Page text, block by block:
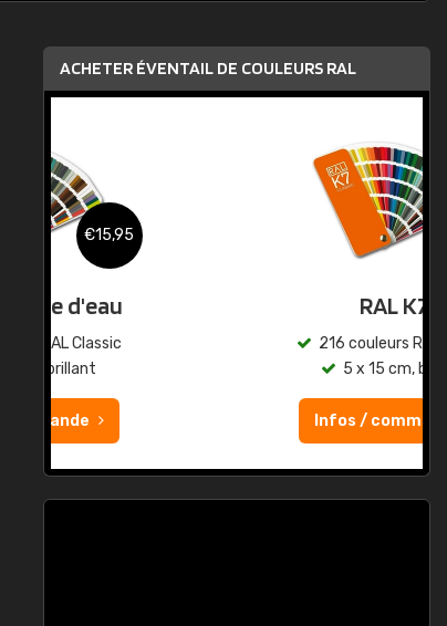
ACHETER ÉVENTAIL DE COULEURS RAL
€15,95
216 couleurs RAL Classic